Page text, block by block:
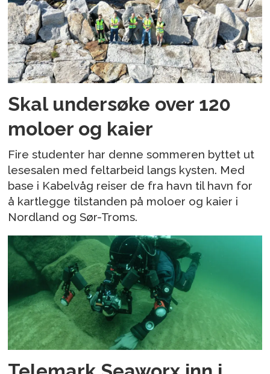
Skal undersøke over 120
moloer og kaier
Fire studenter har denne sommeren byttet ut
lesesalen med feltarbeid langs kysten. Med
base i Kabelvåg reiser de fra havn til havn for
å kartlegge tilstanden på moloer og kaier i
Nordland og Sør-Troms.